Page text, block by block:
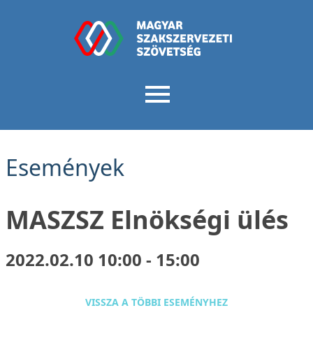
Események
MASZSZ Elnökségi ülés
2022.02.10 10:00 - 15:00
VISSZA A TÖBBI ESEMÉNYHEZ